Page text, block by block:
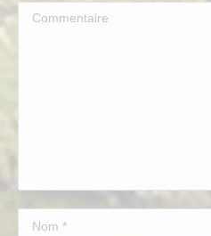
Commentaire
Nom *